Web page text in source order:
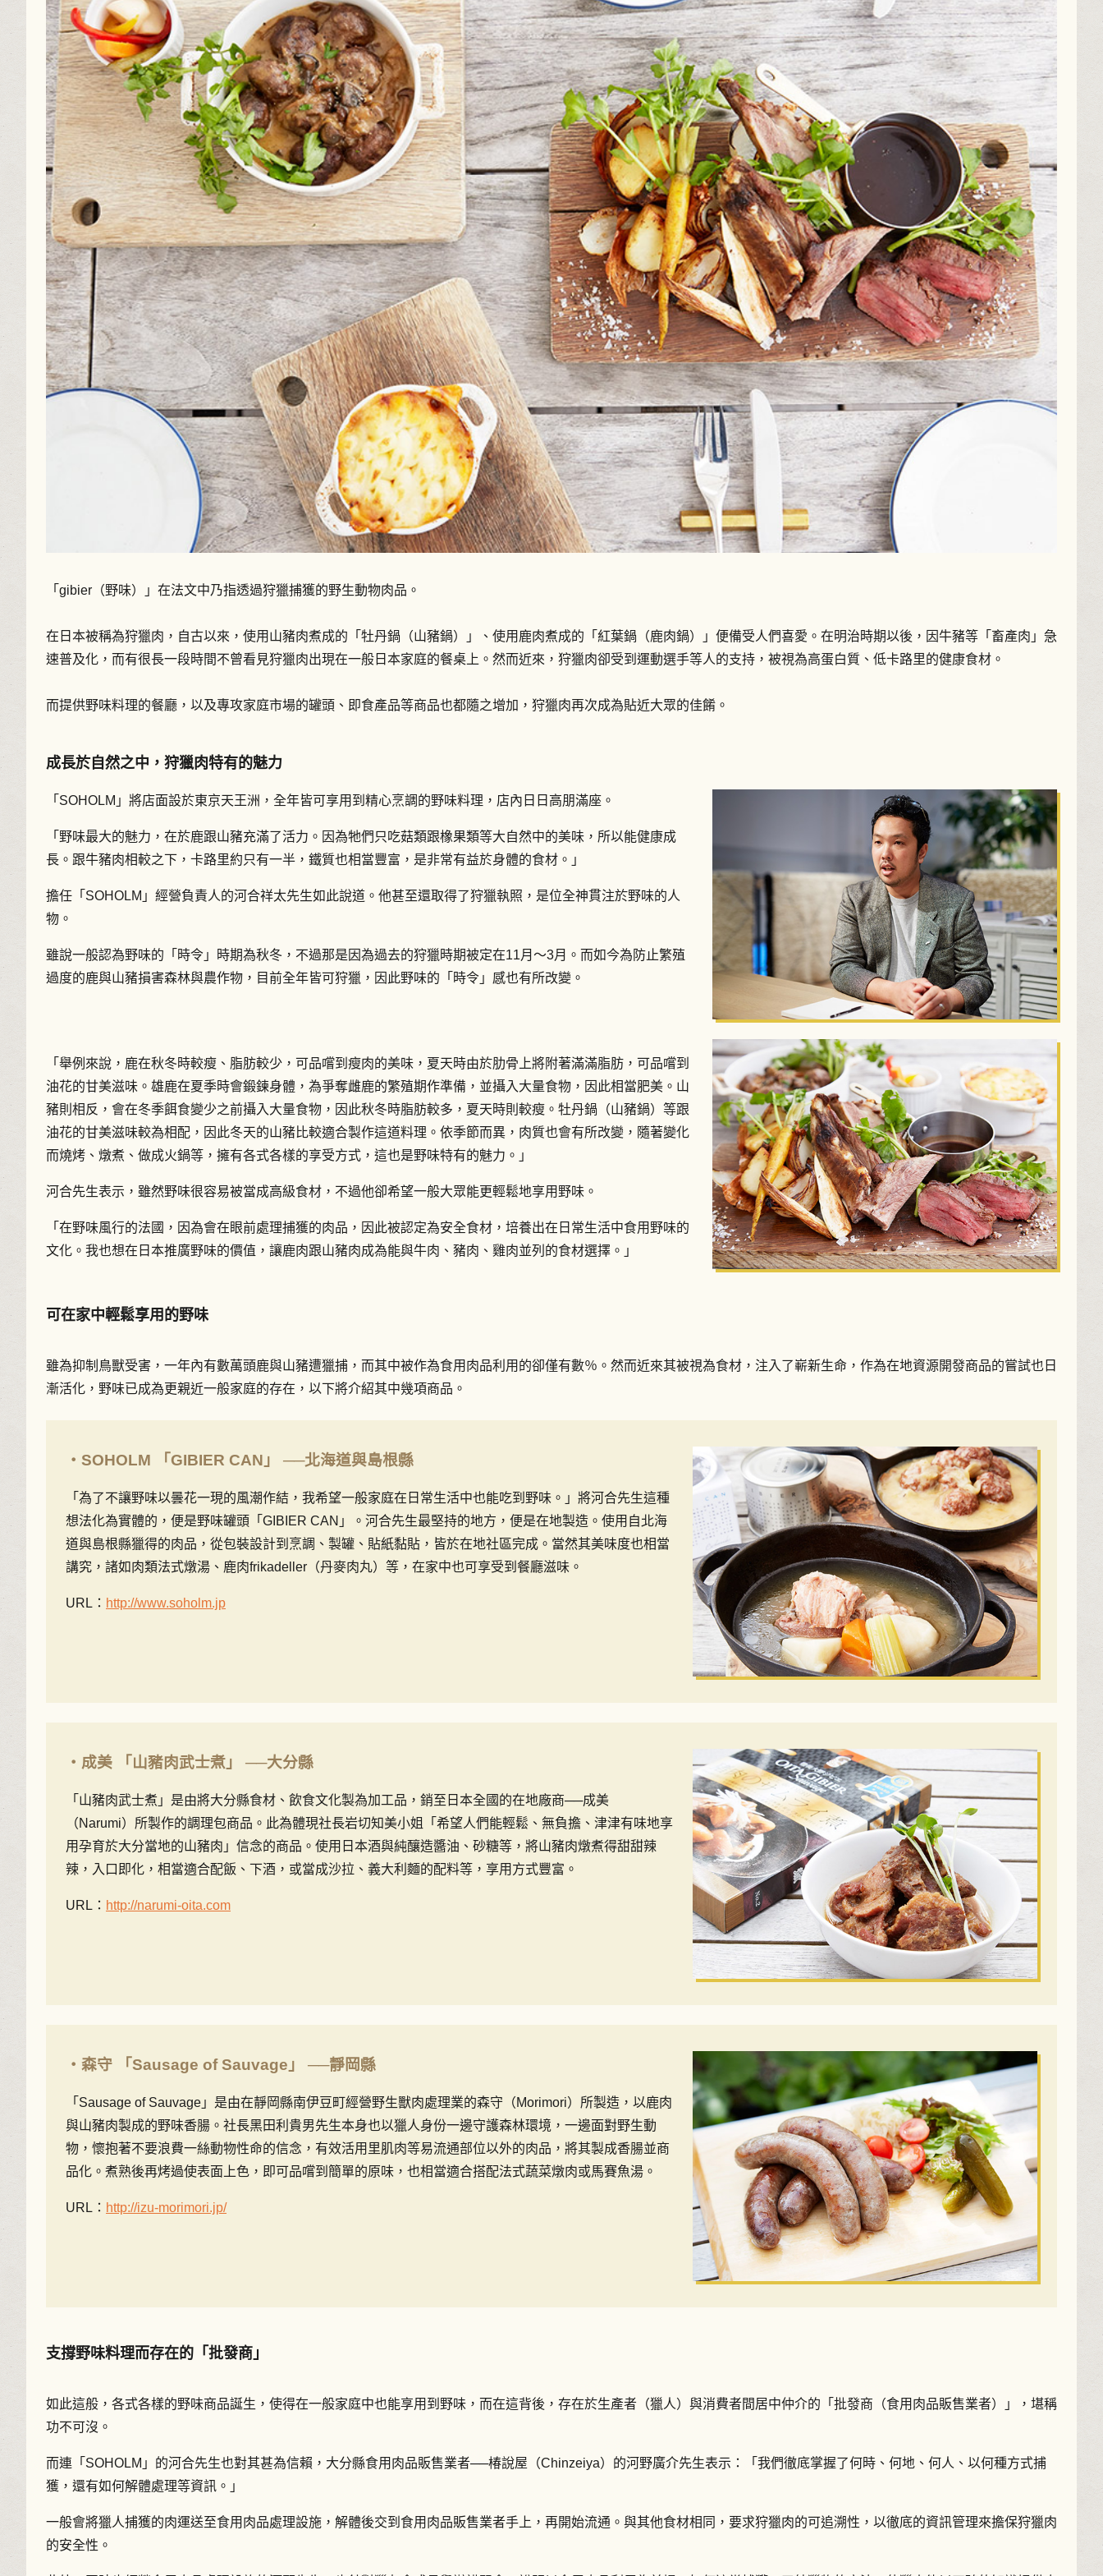
「gibier（野味）」在法文中乃指透過狩獵捕獲的野生動物肉品。
在日本被稱為狩獵肉，自古以來，使用山豬肉煮成的「牡丹鍋（山豬鍋）」、使用鹿肉煮成的「紅葉鍋（鹿肉鍋）」便備受人們喜愛。在明治時期以後，因牛豬等「畜產肉」急
速普及化，而有很長一段時間不曾看見狩獵肉出現在一般日本家庭的餐桌上。然而近來，狩獵肉卻受到運動選手等人的支持，被視為高蛋白質、低卡路里的健康食材。
而提供野味料理的餐廳，以及專攻家庭市場的罐頭、即食產品等商品也都隨之增加，狩獵肉再次成為貼近大眾的佳餚。
成長於自然之中，狩獵肉特有的魅力
「SOHOLM」將店面設於東京天王洲，全年皆可享用到精心烹調的野味料理，店內日日高朋滿座。
「野味最大的魅力，在於鹿跟山豬充滿了活力。因為牠們只吃菇類跟橡果類等大自然中的美味，所以能健康成
長。跟牛豬肉相較之下，卡路里約只有一半，鐵質也相當豐富，是非常有益於身體的食材。」
擔任「SOHOLM」經營負責人的河合祥太先生如此說道。他甚至還取得了狩獵執照，是位全神貫注於野味的人
物。
雖說一般認為野味的「時令」時期為秋冬，不過那是因為過去的狩獵時期被定在11月～3月。而如今為防止繁殖
過度的鹿與山豬損害森林與農作物，目前全年皆可狩獵，因此野味的「時令」感也有所改變。
「舉例來說，鹿在秋冬時較瘦、脂肪較少，可品嚐到瘦肉的美味，夏天時由於肋骨上將附著滿滿脂肪，可品嚐到
油花的甘美滋味。雄鹿在夏季時會鍛鍊身體，為爭奪雌鹿的繁殖期作準備，並攝入大量食物，因此相當肥美。山
豬則相反，會在冬季餌食變少之前攝入大量食物，因此秋冬時脂肪較多，夏天時則較瘦。牡丹鍋（山豬鍋）等跟
油花的甘美滋味較為相配，因此冬天的山豬比較適合製作這道料理。依季節而異，肉質也會有所改變，隨著變化
而燒烤、燉煮、做成火鍋等，擁有各式各樣的享受方式，這也是野味特有的魅力。」
河合先生表示，雖然野味很容易被當成高級食材，不過他卻希望一般大眾能更輕鬆地享用野味。
「在野味風行的法國，因為會在眼前處理捕獲的肉品，因此被認定為安全食材，培養出在日常生活中食用野味的
文化。我也想在日本推廣野味的價值，讓鹿肉跟山豬肉成為能與牛肉、豬肉、雞肉並列的食材選擇。」
可在家中輕鬆享用的野味
雖為抑制鳥獸受害，一年內有數萬頭鹿與山豬遭獵捕，而其中被作為食用肉品利用的卻僅有數％。然而近來其被視為食材，注入了嶄新生命，作為在地資源開發商品的嘗試也日
漸活化，野味已成為更親近一般家庭的存在，以下將介紹其中幾項商品。
・SOHOLM 「GIBIER CAN」 ──北海道與島根縣
「為了不讓野味以曇花一現的風潮作結，我希望一般家庭在日常生活中也能吃到野味。」將河合先生這種
想法化為實體的，便是野味罐頭「GIBIER CAN」。河合先生最堅持的地方，便是在地製造。使用自北海
道與島根縣獵得的肉品，從包裝設計到烹調、製罐、貼紙黏貼，皆於在地社區完成。當然其美味度也相當
講究，諸如肉類法式燉湯、鹿肉frikadeller（丹麥肉丸）等，在家中也可享受到餐廳滋味。
URL： http://www.soholm.jp
・成美 「山豬肉武士煮」 ──大分縣
「山豬肉武士煮」是由將大分縣食材、飲食文化製為加工品，銷至日本全國的在地廠商──成美
（Narumi）所製作的調理包商品。此為體現社長岩切知美小姐「希望人們能輕鬆、無負擔、津津有味地享
用孕育於大分當地的山豬肉」信念的商品。使用日本酒與純釀造醬油、砂糖等，將山豬肉燉煮得甜甜辣
辣，入口即化，相當適合配飯、下酒，或當成沙拉、義大利麵的配料等，享用方式豐富。
URL： http://narumi-oita.com
・森守 「Sausage of Sauvage」 ──靜岡縣
「Sausage of Sauvage」是由在靜岡縣南伊豆町經營野生獸肉處理業的森守（Morimori）所製造，以鹿肉
與山豬肉製成的野味香腸。社長黑田利貴男先生本身也以獵人身份一邊守護森林環境，一邊面對野生動
物，懷抱著不要浪費一絲動物性命的信念，有效活用里肌肉等易流通部位以外的肉品，將其製成香腸並商
品化。煮熟後再烤過使表面上色，即可品嚐到簡單的原味，也相當適合搭配法式蔬菜燉肉或馬賽魚湯。
URL： http://izu-morimori.jp/
支撐野味料理而存在的「批發商」
如此這般，各式各樣的野味商品誕生，使得在一般家庭中也能享用到野味，而在這背後，存在於生產者（獵人）與消費者間居中仲介的「批發商（食用肉品販售業者）」，堪稱
功不可沒。
而連「SOHOLM」的河合先生也對其甚為信賴，大分縣食用肉品販售業者──椿說屋（Chinzeiya）的河野廣介先生表示：「我們徹底掌握了何時、何地、何人、以何種方式捕
獲，還有如何解體處理等資訊。」
一般會將獵人捕獲的肉運送至食用肉品處理設施，解體後交到食用肉品販售業者手上，再開始流通。與其他食材相同，要求狩獵肉的可追溯性，以徹底的資訊管理來擔保狩獵肉
的安全性。